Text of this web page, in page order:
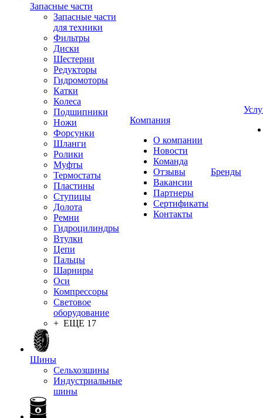
Запасные части
Запасные части
для техники
Фильтры
Диски
Шестерни
Редукторы
Гидромоторы
Катки
Колеса
Подшипники
Ножи
Форсунки
Шланги
Ролики
Муфты
Термостаты
Пластины
Ступицы
Долота
Ремни
Гидроцилиндры
Втулки
Цепи
Пальцы
Шарниры
Оси
Компрессоры
Световое
оборудование
+ ЕЩЕ 17
Шины
Сельхозшины
Индустриальные
шины
Компания
О компании
Новости
Команда
Отзывы
Вакансии
Партнеры
Сертификаты
Контакты
Бренды